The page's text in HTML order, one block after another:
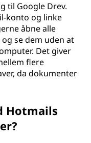
til Google Drev.
konto og linke
åbne alle
se dem uden at
Det giver
flere
da dokumenter
Hotmails